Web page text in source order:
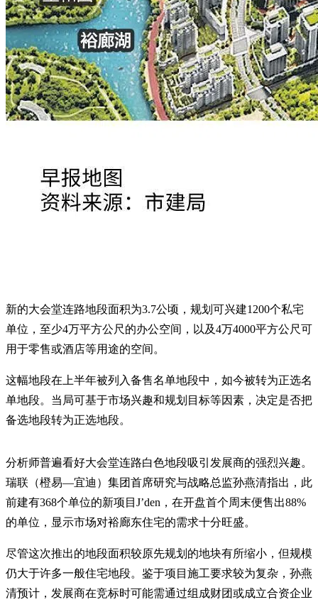
新的大会堂连路地段面积为3.7公顷，规划可兴建1200个私宅
单位，至少4万平方公尺的办公空间，以及4万4000平方公尺可
用于零售或酒店等用途的空间。
这幅地段在上半年被列入备售名单地段中，如今被转为正选名
单地段。当局可基于市场兴趣和规划目标等因素，决定是否把
备选地段转为正选地段。
分析师普遍看好大会堂连路白色地段吸引发展商的强烈兴趣。
瑞联（橙易—宜迪）集团首席研究与战略总监孙燕清指出，此
前建有368个单位的新项目J’den，在开盘首个周末便售出88%
的单位，显示市场对裕廊东住宅的需求十分旺盛。
尽管这次推出的地段面积较原先规划的地块有所缩小，但规模
仍大于许多一般住宅地段。鉴于项目施工要求较为复杂，孙燕
清预计，发展商在竞标时可能需通过组成财团或成立合资企业